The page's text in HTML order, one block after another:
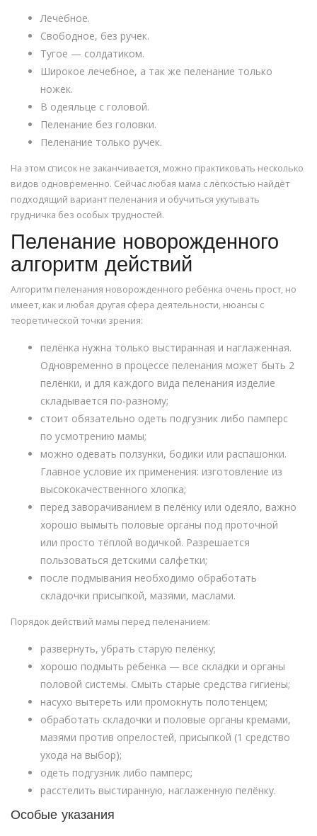
Лечебное.
Свободное, без ручек.
Тугое — солдатиком.
Широкое лечебное, а так же пеленание только
ножек.
В одеяльце с головой.
Пеленание без головки.
Пеленание только ручек.
На этом список не заканчивается, можно практиковать несколько
видов одновременно. Сейчас любая мама с лёгкостью найдёт
подходящий вариант пеленания и обучиться укутывать
грудничка без особых трудностей.
Пеленание новорожденного
алгоритм действий
Алгоритм пеленания новорожденного ребёнка очень прост, но
имеет, как и любая другая сфера деятельности, нюансы с
теоретической точки зрения:
пелёнка нужна только выстиранная и наглаженная.
Одновременно в процессе пеленания может быть 2
пелёнки, и для каждого вида пеленания изделие
складывается по-разному;
стоит обязательно одеть подгузник либо памперс
по усмотрению мамы;
можно одевать ползунки, бодики или распашонки.
Главное условие их применения: изготовление из
высококачественного хлопка;
перед заворачиванием в пелёнку или одеяло, важно
хорошо вымыть половые органы под проточной
или просто тёплой водичкой. Разрешается
пользоваться детскими салфетки;
после подмывания необходимо обработать
складочки присыпкой, мазями, маслами.
Порядок действий мамы перед пеленанием:
развернуть, убрать старую пелёнку;
хорошо подмыть ребенка — все складки и органы
половой системы. Смыть старые средства гигиены;
насухо вытереть или промокнуть полотенцем;
обработать складочки и половые органы кремами,
мазями против опрелостей, присыпкой (1 средство
ухода на выбор);
одеть подгузник либо памперс;
расстелить выстиранную, наглаженную пелёнку.
Особые указания